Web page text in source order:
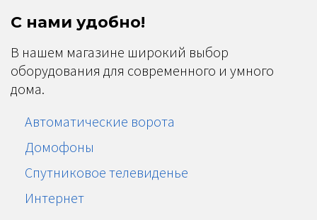
С нами удобно!
В нашем магазине широкий выбор
оборудования для современного и умного
дома.
Автоматические ворота
Домофоны
Спутниковое телевиденье
Интернет